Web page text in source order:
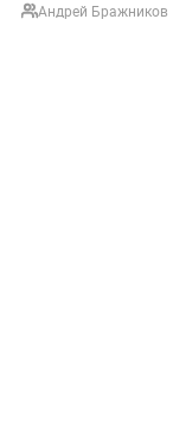
Андрей Бражников